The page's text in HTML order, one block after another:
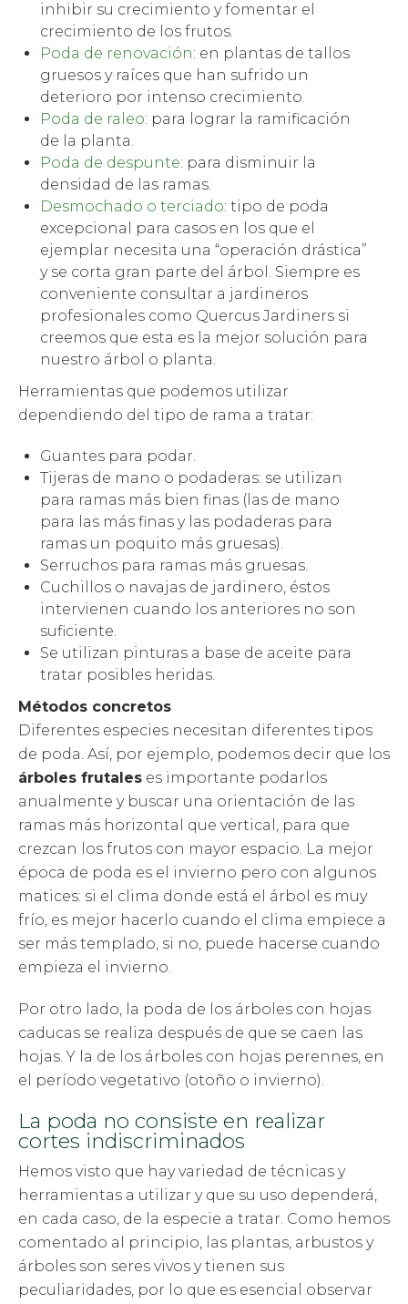
inhibir su crecimiento y fomentar el
crecimiento de los frutos.
Poda de renovación: en plantas de tallos
gruesos y raíces que han sufrido un
deterioro por intenso crecimiento.
Poda de raleo: para lograr la ramificación
de la planta.
Poda de despunte: para disminuir la
densidad de las ramas.
Desmochado o terciado: tipo de poda
excepcional para casos en los que el
ejemplar necesita una “operación drástica”
y se corta gran parte del árbol. Siempre es
conveniente consultar a jardineros
profesionales como Quercus Jardiners si
creemos que esta es la mejor solución para
nuestro árbol o planta.
Herramientas que podemos utilizar
dependiendo del tipo de rama a tratar:
Guantes para podar.
Tijeras de mano o podaderas: se utilizan
para ramas más bien finas (las de mano
para las más finas y las podaderas para
ramas un poquito más gruesas).
Serruchos para ramas más gruesas.
Cuchillos o navajas de jardinero, éstos
intervienen cuando los anteriores no son
suficiente.
Se utilizan pinturas a base de aceite para
tratar posibles heridas.
Métodos concretos
Diferentes especies necesitan diferentes tipos
de poda. Así, por ejemplo, podemos decir que los
árboles frutales es importante podarlos
anualmente y buscar una orientación de las
ramas más horizontal que vertical, para que
crezcan los frutos con mayor espacio. La mejor
época de poda es el invierno pero con algunos
matices: si el clima donde está el árbol es muy
frío, es mejor hacerlo cuando el clima empiece a
ser más templado, si no, puede hacerse cuando
empieza el invierno.
Por otro lado, la poda de los árboles con hojas
caducas se realiza después de que se caen las
hojas. Y la de los árboles con hojas perennes, en
el período vegetativo (otoño o invierno).
La poda no consiste en realizar
cortes indiscriminados
Hemos visto que hay variedad de técnicas y
herramientas a utilizar y que su uso dependerá,
en cada caso, de la especie a tratar. Como hemos
comentado al principio, las plantas, arbustos y
árboles son seres vivos y tienen sus
peculiaridades, por lo que es esencial observar